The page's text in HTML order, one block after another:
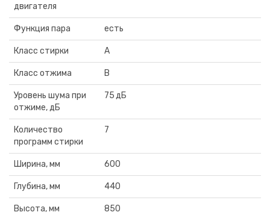
двигателя
Функция пара есть
Класс стирки A
Класс отжима B
Уровень шума при
отжиме, дБ
75 дБ
Количество
программ стирки
7
Ширина, мм 600
Глубина, мм 440
Высота, мм 850